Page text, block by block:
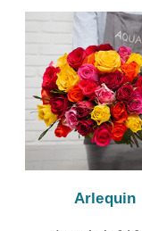
florale sera prise au
son transport.
manière à ce que
fleurs qui sera reçu
vous avez
Moret-Sur-Loing.
vos envies un
Arlequin